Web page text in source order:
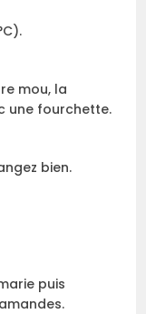
mou, la
une fourchette.
bien.
puis